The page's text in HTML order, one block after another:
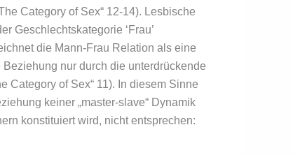
Category of Sex“ 12-14). Lesbische
Geschlechtskategorie ‘Frau’
die Mann-Frau Relation als eine
nur durch die unterdrückende
Category of Sex“ 11). In diesem Sinne
keiner „master-slave“ Dynamik
konstituiert wird, nicht entsprechen: